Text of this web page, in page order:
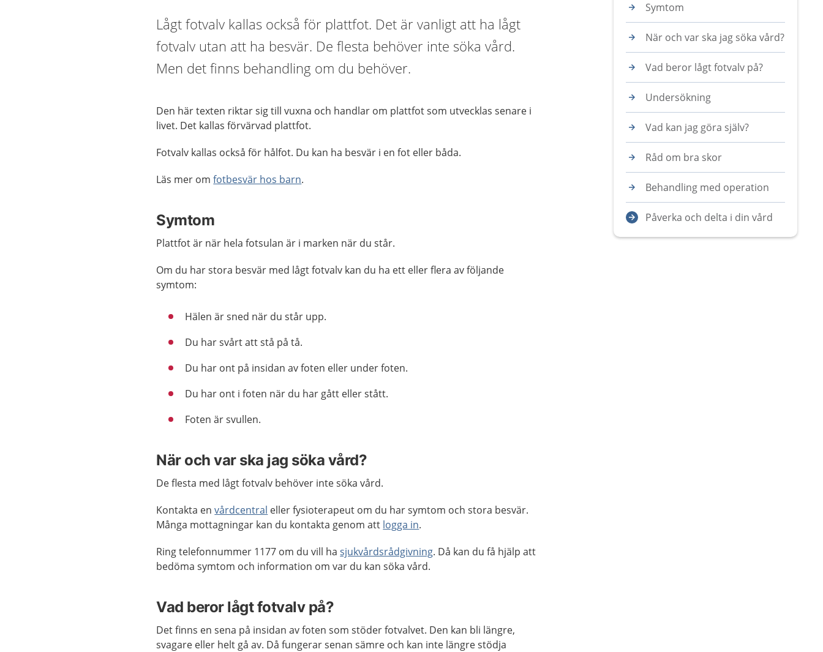
Lågt fotvalv kallas också för plattfot. Det är vanligt att ha lågt
fotvalv utan att ha besvär. De flesta behöver inte söka vård.
Men det finns behandling om du behöver.
Den här texten riktar sig till vuxna och handlar om plattfot som utvecklas senare i
livet. Det kallas förvärvad plattfot.
Fotvalv kallas också för hålfot. Du kan ha besvär i en fot eller båda.
Läs mer omfotbesvär hos barn.
Symtom
Plattfot är när hela fotsulan är i marken när du står.
Om du har stora besvär med lågt fotvalv kan du ha ett eller flera av följande
symtom:
Hälen är sned när du står upp.
Du har svårt att stå på tå.
Du har ont på insidan av foten eller under foten.
Du har ont i foten när du har gått eller stått.
Foten är svullen.
När och var ska jag söka vård?
De flesta med lågt fotvalv behöver inte söka vård.
Kontakta envårdcentral eller fysioterapeut om du har symtom och stora besvär.
Många mottagningar kan du kontakta genom att logga in.
Ring telefonnummer 1177 om du vill hasjukvårdsrådgivning. Då kan du få hjälp att
bedöma symtom och information om var du kan söka vård.
Vad beror lågt fotvalv på?
Det finns en sena på insidan av foten som stöder fotvalvet. Den kan bli längre,
svagare eller helt gå av. Då fungerar senan sämre och kan inte längre stödja
Symtom
När och var ska jag söka vård?
Vad beror lågt fotvalv på?
Undersökning
Vad kan jag göra själv?
Råd om bra skor
Behandling med operation
Påverka och delta i din vård